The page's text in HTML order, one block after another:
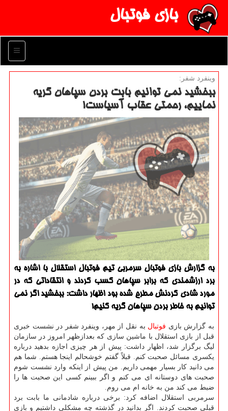
بازی فوتبال
منو
وینفرد شفر:
ببخشید نمی توانیم بابت بردن سپاهان گریه
نماییم، رحمتی عقاب آسیاست!
به گزارش بازی فوتبال سرمربی تیم فوتبال استقلال با اشاره به
برد ارزشمندی كه برابر سپاهان كسب كردند و انتقاداتی كه در
مورد شادی كردنش مطرح شده بود اظهار داشت: ببخشید اگر نمی
توانیم به خاطر بردن سپاهان گریه كنیم!
به گزارش بازی فوتبال به نقل از مهر، وینفرد شفر در نشست خبری
قبل از بازی استقلال با ماشین سازی كه بعدازظهر امروز در سازمان
لیگ برگزار شد، اظهار داشت: پیش از هر چیزی اجازه بدهید درباره
یكسری مسائل صحبت كنم. قبلاً گفتم خوشحالم اینجا هستم. شما هم
می دانید كار بسیار مهمی داریم. من پیش از اینكه وارد نشست شوم
صحبت های دوستانه ای می كنم و اگر ببینم كسی این صحبت ها را
ضبط می كند من به خانه ام می روم.
سرمربی استقلال اضافه كرد: برخی درباره شادمانی ما بابت برد
قبلی صحبت كردند. اگر بدانید در گذشته چه مشكلی داشتیم و بازی